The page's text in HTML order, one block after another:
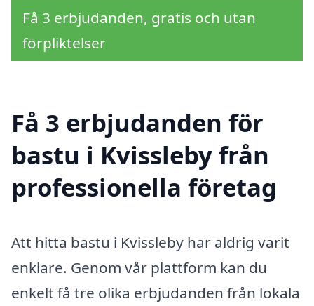
Få 3 erbjudanden, gratis och utan
förpliktelser
Få 3 erbjudanden för
bastu i Kvissleby från
professionella företag
Att hitta bastu i Kvissleby har aldrig varit
enklare. Genom vår plattform kan du
enkelt få tre olika erbjudanden från lokala